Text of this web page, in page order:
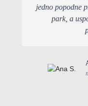
jedno popodne
park, a